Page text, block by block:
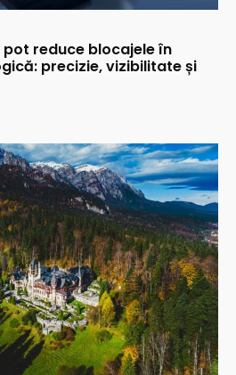
reduce blocajele în
precizie, vizibilitate și